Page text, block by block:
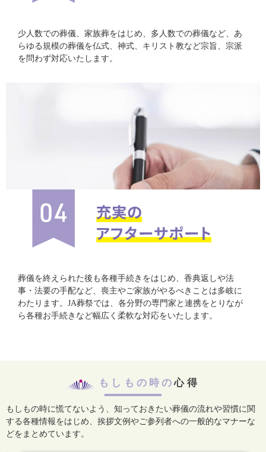
少人数での葬儀、家族葬をはじめ、多人数での葬儀など、あ
らゆる規模の葬儀を仏式、神式、キリスト教など宗旨、宗派
を問わず対応いたします。
葬儀を終えられた後も各種手続きをはじめ、香典返しや法
事・法要の手配など、喪主やご家族がやるべきことは多岐に
わたります。JA葬祭では、各分野の専門家と連携をとりなが
ら各種お手続きなど幅広く柔軟な対応をいたします。
もしもの時の心得
もしもの時に慌てないよう、知っておきたい葬儀の流れや習慣に関
する各種情報をはじめ、 挨拶文例やご参列者への一般的なマナーな
どをまとめています。